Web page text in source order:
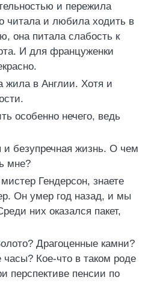
и пережила
читала и любила ходить в
она питала слабость к
И для француженки
жила в Англии. Хотя и
особенно нечего, ведь
безупречная жизнь. О чем
мне?
Гендерсон, знаете
Он умер год назад, и мы
них оказался пакет,
Драгоценные камни?
Кое-что в таком роде
перспективе пенсии по